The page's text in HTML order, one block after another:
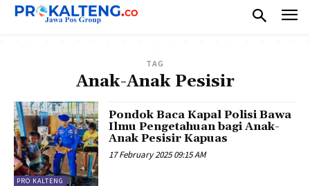
TAG
Anak-Anak Pesisir
PRO KALTENG
Pondok Baca Kapal Polisi Bawa
Ilmu Pengetahuan bagi Anak-
Anak Pesisir Kapuas
17 February 2025 09:15 AM